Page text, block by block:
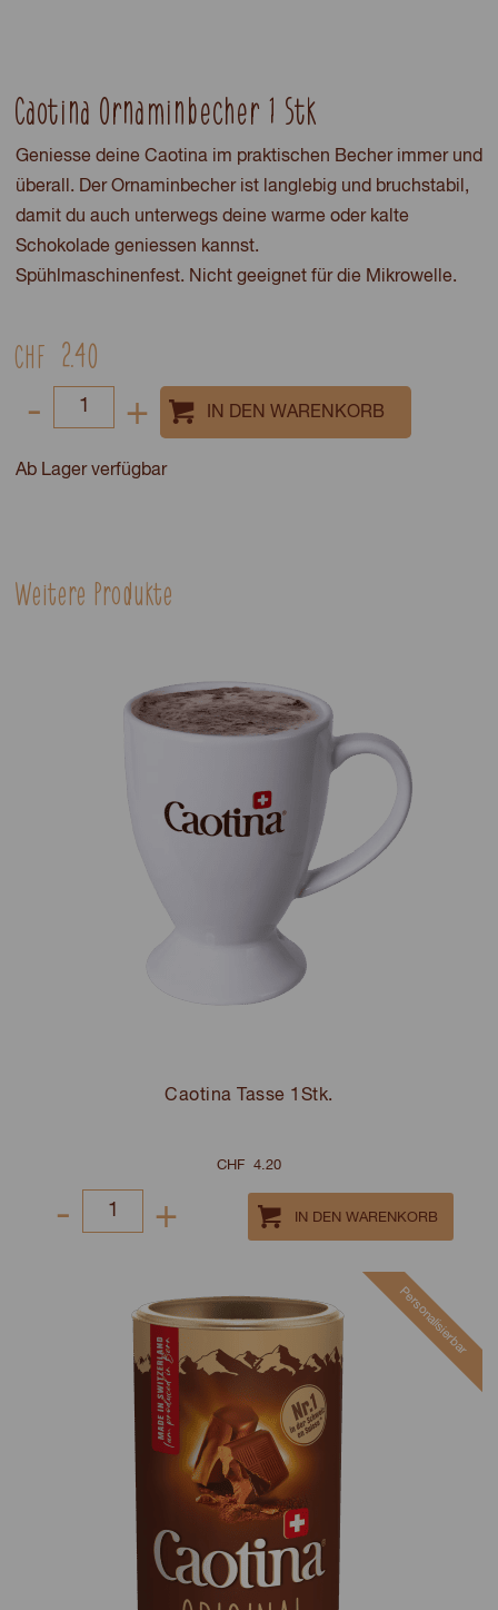
Caotina Ornaminbecher 1 Stk
Geniesse deine Caotina im praktischen Becher immer und
überall. Der Ornaminbecher ist langlebig und bruchstabil,
damit du auch unterwegs deine warme oder kalte
Schokolade geniessen kannst.
Spühlmaschinenfest. Nicht geeignet für die Mikrowelle.
CHF 2.40
-
+
quantity
between
Ab Lager verfügbar
Weitere Produkte
Caotina Tasse 1Stk.
CHF 4.20
- +
Select
1
and
Personalisierbar